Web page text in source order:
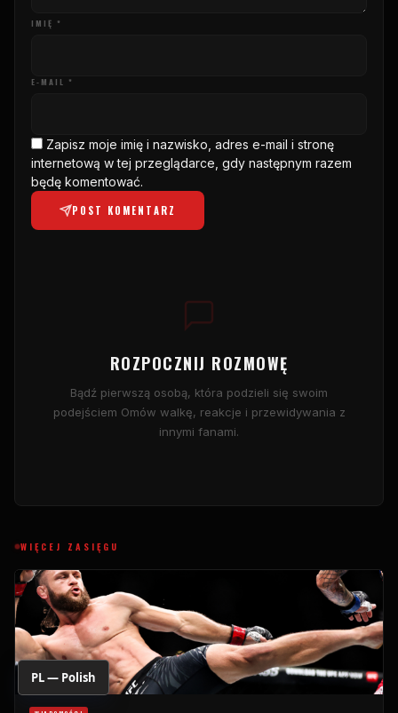
IMIĘ *
E-MAIL *
Zapisz moje imię i nazwisko, adres e-mail i stronę
internetową w tej przeglądarce, gdy następnym razem
będę komentować.
POST KOMENTARZ
ROZPOCZNIJ ROZMOWĘ
Bądź pierwszą osobą, która podzieli się swoim
podejściem Omów walkę, reakcje i przewidywania z
innymi fanami.
WIĘCEJ ZASIĘGU
PL — Polish